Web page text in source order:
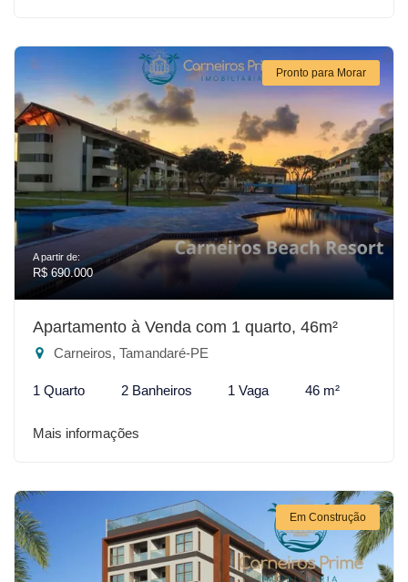
Pronto para Morar
A partir de:
R$ 690.000
Apartamento à Venda com 1 quarto, 46m²
Carneiros, Tamandaré-PE
1 Quarto 2 Banheiros 1 Vaga 46 m²
Mais informações
Em Construção